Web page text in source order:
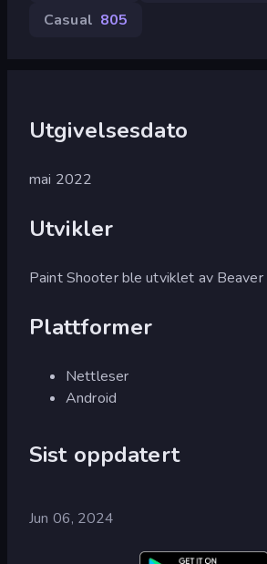
Casual 805
Utgivelsesdato
mai 2022
Utvikler
Paint Shooter ble utviklet av Beaver
Plattformer
Nettleser
Android
Sist oppdatert
Jun 06, 2024